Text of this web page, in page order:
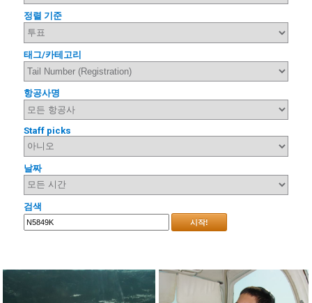
정렬 기준
태그/카테고리
항공사명
Staff picks
날짜
검색
시작!